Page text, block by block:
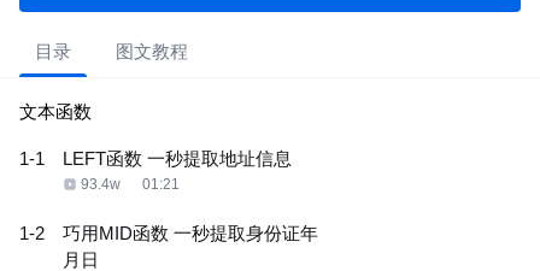
目录 图文教程
文本函数
1-1 LEFT函数 一秒提取地址信息
93.4w 01:21
1-2
巧用MID函数 一秒提取身份证年
月日